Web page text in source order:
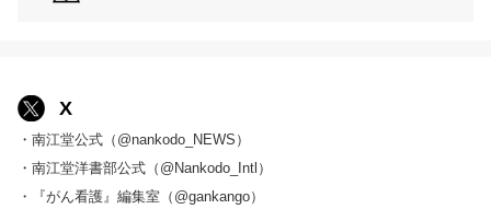
X
・南江堂公式（@nankodo_NEWS）
・南江堂洋書部公式（@Nankodo_Intl）
・『がん看護』編集室（@gankango）